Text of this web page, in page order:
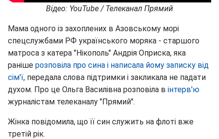
Відео: YouTube / Телеканал Прямий
Мама одного із захоплених в Азовському морі
спецслужбами РФ українського моряка - старшого
матроса з катера "Нікополь" Андрія Оприска, яка
раніше розповіла про сина і написала йому записку від
сім'ї, передала слова підтримки і закликала не падати
духом. Про це Ольга Василівна розповіла в інтерв'ю
журналістам телеканалу "Прямий".
Жінка повідомила, що її син служить на флоті вже
третій рік.